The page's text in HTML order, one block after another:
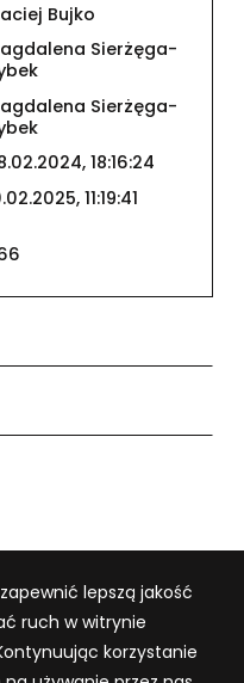
Bujko
Sierżęga-
Sierżęga-
18:16:24
11:19:41
się w nowej zakładce
prywatności
30.07.2026, 15:26:16
lepszą jakość
ruch w witrynie
korzystanie